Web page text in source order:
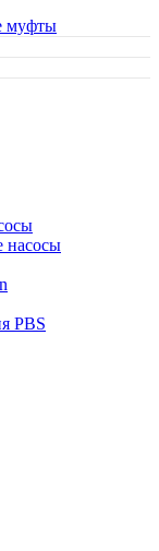
муфты
насосы
PBS